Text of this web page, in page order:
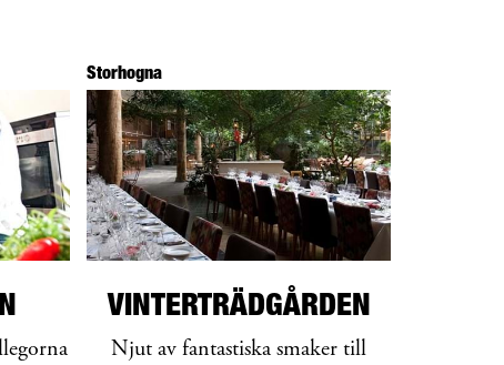
Storhogna
VINTERTRÄDGÅRDEN
Njut av fantastiska smaker till